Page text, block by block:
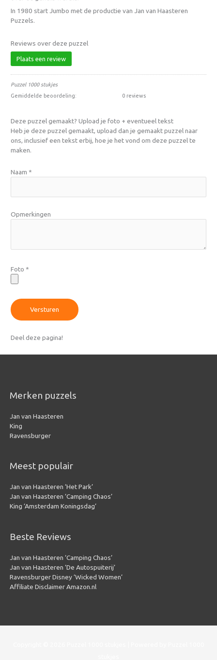
In 1980 start Jumbo met de productie van Jan van Haasteren
Puzzels.
Reviews over deze puzzel
Plaats een review
Puzzel 1000 stukjes
Gemiddelde beoordeling:
0 reviews
Deze puzzel gemaakt? Upload je foto + eventueel tekst
Heb je deze puzzel gemaakt, upload dan je gemaakt puzzel naar
ons, inclusief een tekst erbij, hoe je het vond om deze puzzel te
maken.
Naam *
Opmerkingen
Foto *
Versturen
Deel deze pagina!
Merken puzzels
Jan van Haasteren
King
Ravensburger
Meest populair
Jan van Haasteren ‘Het Park’
Jan van Haasteren ‘Camping Chaos’
King ‘Amsterdam Koningsdag’
Beste Reviews
Jan van Haasteren ‘Camping Chaos’
Jan van Haasteren ‘De Autospuiterij’
Ravensburger Disney ‘Wicked Women’
Affiliate Disclaimer Amazon.nl